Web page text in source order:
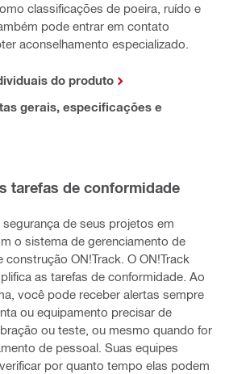
classificações de poeira, ruído e
pode entrar em contato
aconselhamento especializado.
do produto
gerais, especificações e
tarefas de conformidade
de seus projetos em
o sistema de gerenciamento de
construção ON!Track. O ON!Track
as tarefas de conformidade. Ao
você pode receber alertas sempre
ou equipamento precisar de
ou teste, ou mesmo quando for
de pessoal. Suas equipes
por quanto tempo elas podem